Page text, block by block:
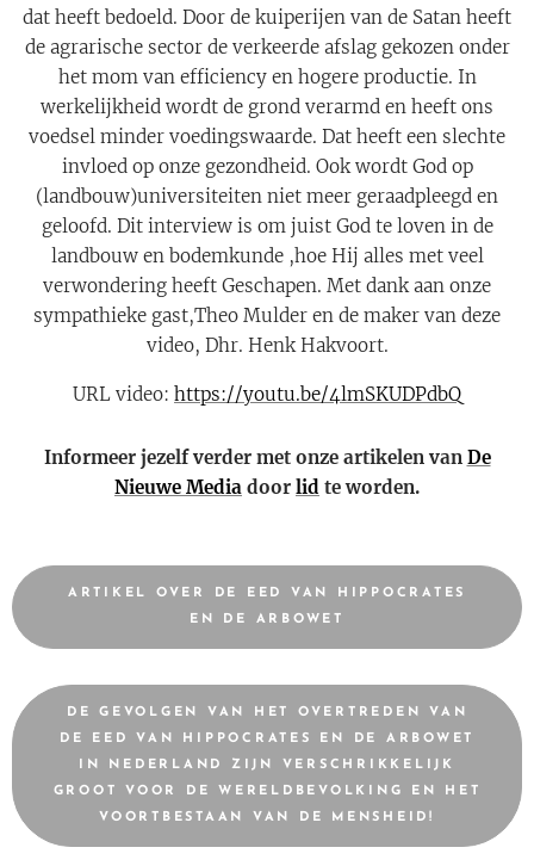
dat heeft bedoeld. Door de kuiperijen van de Satan heeft
de agrarische sector de verkeerde afslag gekozen onder
het mom van efficiency en hogere productie. In
werkelijkheid wordt de grond verarmd en heeft ons
voedsel minder voedingswaarde. Dat heeft een slechte
invloed op onze gezondheid. Ook wordt God op
(landbouw)universiteiten niet meer geraadpleegd en
geloofd. Dit interview is om juist God te loven in de
landbouw en bodemkunde ,hoe Hij alles met veel
verwondering heeft Geschapen. Met dank aan onze
sympathieke gast,Theo Mulder en de maker van deze
video, Dhr. Henk Hakvoort.
URL video: https://youtu.be/4lmSKUDPdbQ
Informeer jezelf verder met onze artikelen van De
Nieuwe Media door lid te worden.
ARTIKEL OVER DE EED VAN HIPPOCRATES
EN DE ARBOWET
DE GEVOLGEN VAN HET OVERTREDEN VAN
DE EED VAN HIPPOCRATES EN DE ARBOWET
IN NEDERLAND ZIJN VERSCHRIKKELIJK
GROOT VOOR DE WERELDBEVOLKING EN HET
VOORTBESTAAN VAN DE MENSHEID!